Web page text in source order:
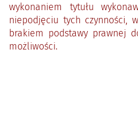
wykonaniem tytułu
niepodjęciu tych czynności,
brakiem podstawy prawnej
możliwości.